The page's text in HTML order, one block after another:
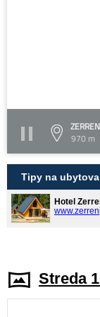
970 m
Tipy na
Hotel
Streda